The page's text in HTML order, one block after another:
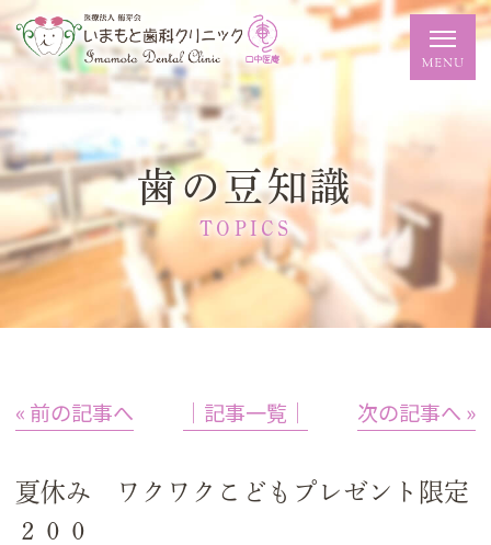
歯の豆知識
TOPICS
« 前の記事へ │記事一覧│ 次の記事へ »
夏休み ワクワクこどもプレゼント限定
２００